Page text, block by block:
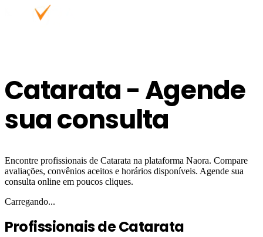
Catarata - Agende
sua consulta
Encontre profissionais de Catarata na plataforma Naora. Compare
avaliações, convênios aceitos e horários disponíveis. Agende sua
consulta online em poucos cliques.
Carregando...
Profissionais de Catarata